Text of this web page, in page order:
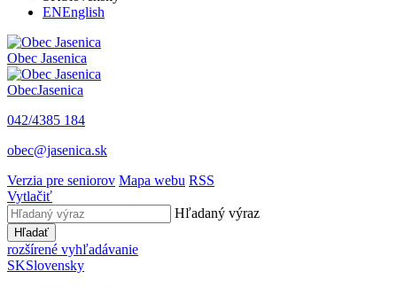
ENEnglish
Obec Jasenica
ObecJasenica
042/4385 184
obec@jasenica.sk
Verzia pre seniorov Mapa webu RSS
Vytlačiť
Hľadaný výraz
Hľadať
rozšírené vyhľadávanie
SKSlovensky